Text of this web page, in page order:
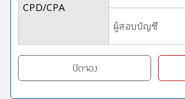
CPD/CPA
ผู้สอบบัญชี
ปิดจอง